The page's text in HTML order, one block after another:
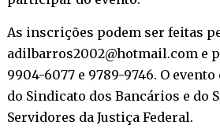
As inscrições podem ser feitas
adilbarros2002@hotmail.com e
9904-6077 e 9789-9746. O
do Sindicato dos Bancários e do
Servidores da Justiça Federal.